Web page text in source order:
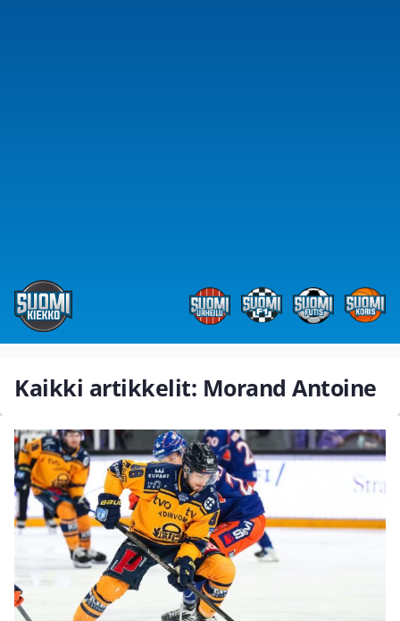
Kaikki artikkelit: Morand Antoine